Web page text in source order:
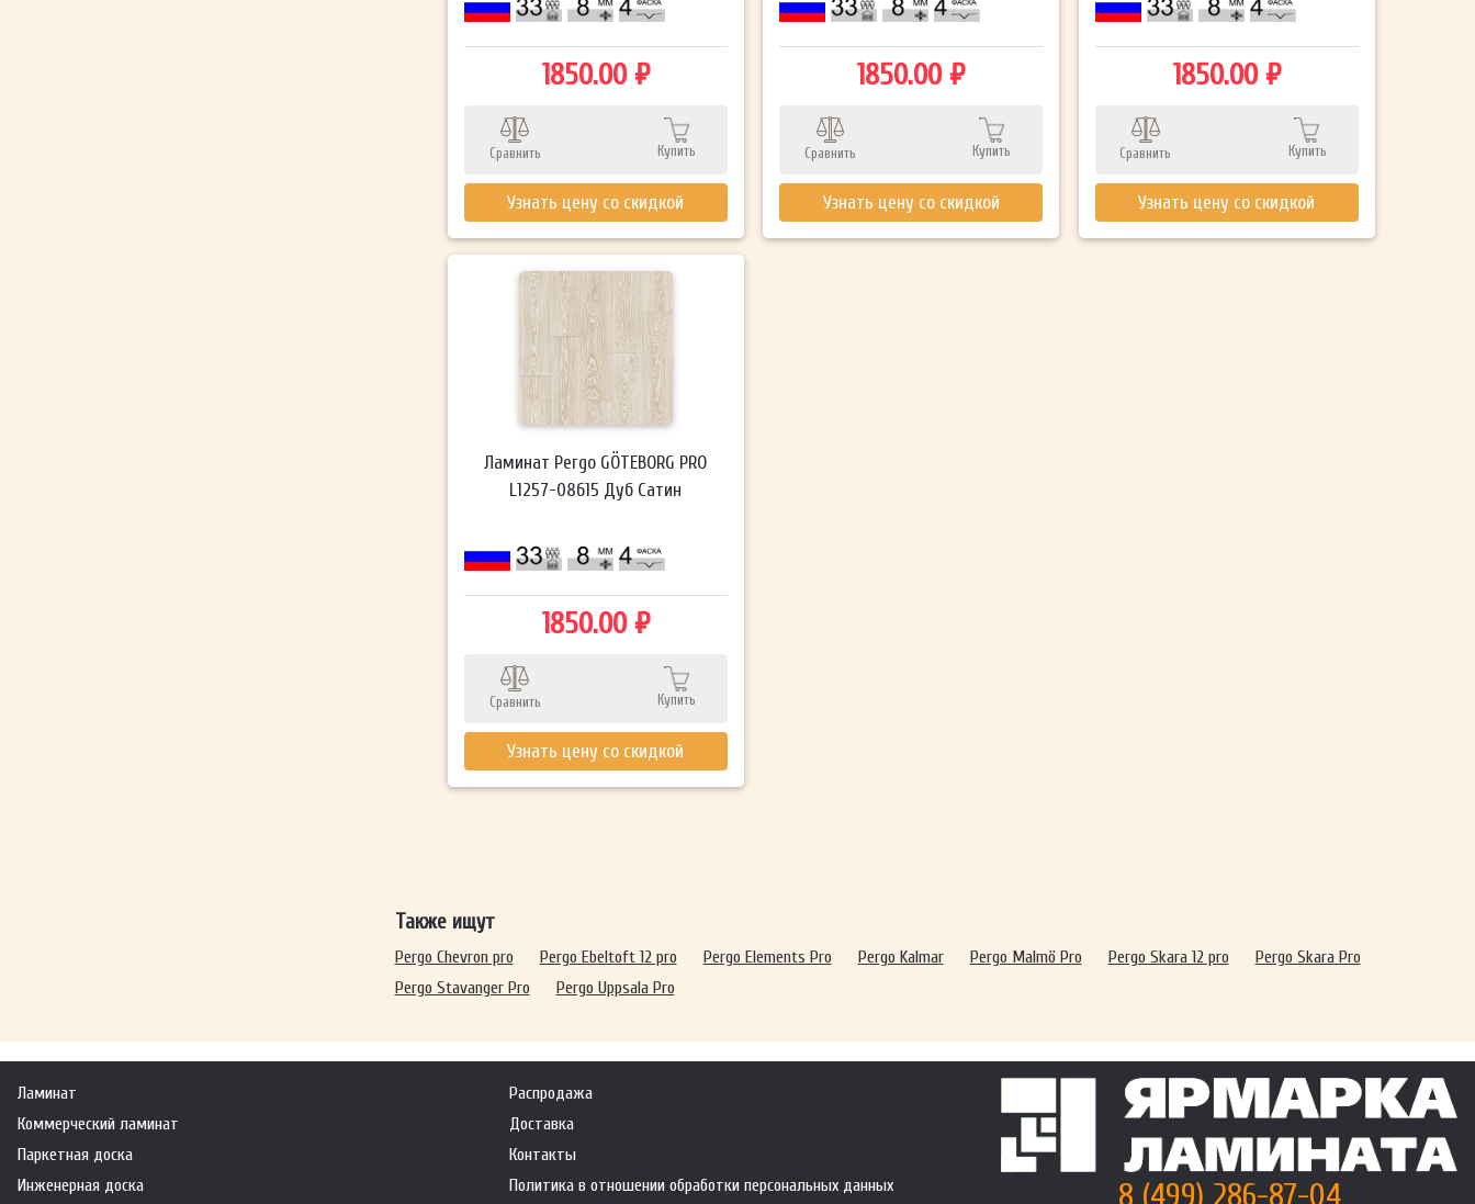
1850.00 ₽
Сравнить Купить
Узнать цену со скидкой
1850.00 ₽
Сравнить Купить
Узнать цену со скидкой
1850.00 ₽
Сравнить Купить
Узнать цену со скидкой
Ламинат Pergo GÖTEBORG PRO
L1257-08615 Дуб Сатин
1850.00 ₽
Сравнить Купить
Узнать цену со скидкой
Также ищут
Pergo Chevron pro Pergo Ebeltoft 12 pro Pergo Elements Pro Pergo Kalmar Pergo Malmö Pro Pergo Skara 12 pro
Pergo Skara Pro
Pergo Stavanger Pro
Pergo Uppsala Pro
Ламинат
Коммерческий ламинат
Паркетная доска
Инженерная доска
Распродажа
Доставка
Контакты
Политика в отношении обработки персональных данных
8 (499) 286-87-04